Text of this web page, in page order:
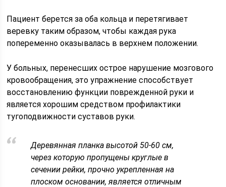
Пациент берется за оба кольца и перетягивает
веревку таким образом, чтобы каждая рука
попеременно оказывалась в верхнем положении.
У больных, перенесших острое нарушение мозгового
кровообращения, это упражнение способствует
восстановлению функции поврежденной руки и
является хорошим средством профилактики
тугоподвижности суставов руки.
Деревянная планка высотой 50-60 см,
через которую пропущены круглые в
сечении рейки, прочно укрепленная на
плоском основании, является отличным